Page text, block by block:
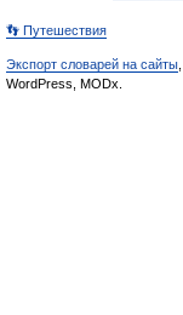
👣 Путешествия
Экспорт словарей на сайты
WordPress, MODx.